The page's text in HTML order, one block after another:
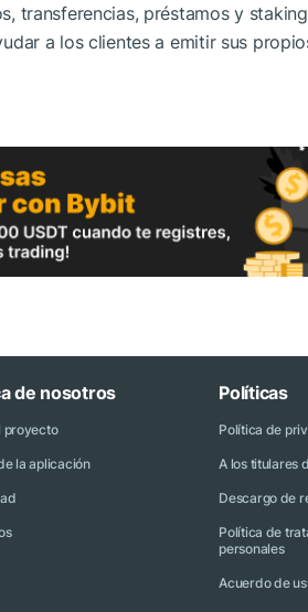
transferencias, préstamos y
a los clientes a emitir sus
de nosotros
proyecto
la aplicación
Políticas
Política de
A los titulares
Descargo de
Política de
personales
Acuerdo de